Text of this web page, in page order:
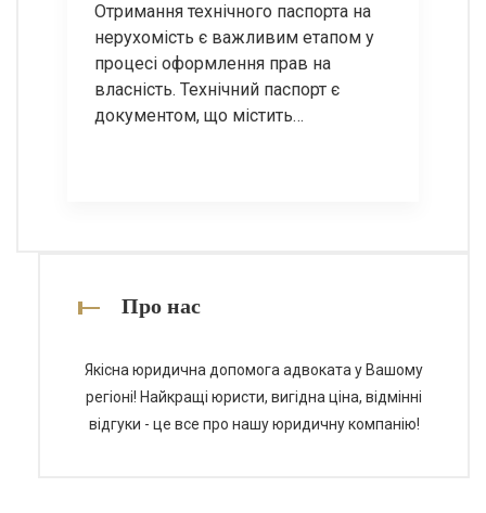
Отримання технічного паспорта на
нерухомість є важливим етапом у
процесі оформлення прав на
власність. Технічний паспорт є
документом, що містить
найпоширеніші запитання з цієї
теми. Етапи отримання технічного
Про нас
Якісна юридична допомога адвоката у Вашому
регіоні! Найкращі юристи, вигідна ціна, відмінні
відгуки - це все про нашу юридичну компанію!